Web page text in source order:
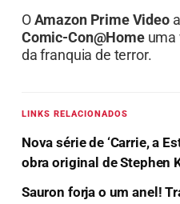
OAmazon Prime Video
Comic-Con@Homeuma
da franquia de terror.
LINKS RELACIONADOS
Nova série de ‘Carrie, a
obra original de Stephen
Sauron forja o um anel!